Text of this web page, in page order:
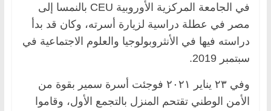
في الجامعة المركزية الأوروبية CEU بالنمسا إلى
مصر في عطلة دراسية لزيارة أسرته، وكان قد بدأ
دراسته فيها في الأنثروبولوجيا والعلوم الاجتماعية في
سبتمبر 2019.
وفي ٢٣ يناير ٢٠٢١ فوجئت أسرة سمير بقوة من
الأمن الوطني تقتحم المنزل بالتجمع الأول، وقاموا